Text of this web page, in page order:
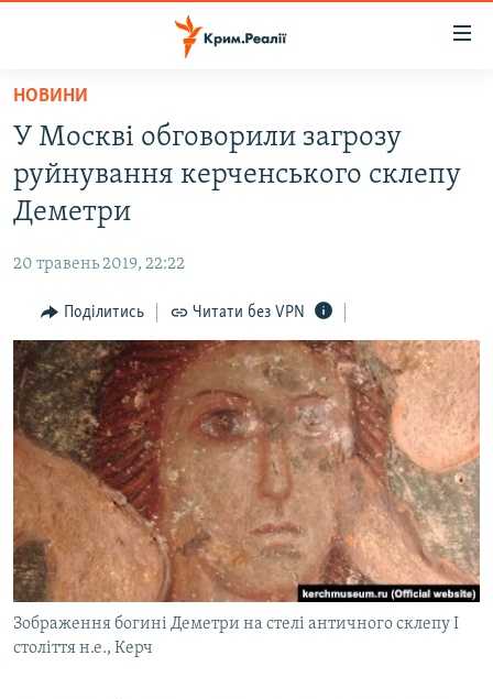
Перейти
основного
матеріалу
Перейти
до
основної
навігації
Перейти
до
пошуку
ВІДЕО ТА ФОТО
БЛОГИ
ПОГЛЯД
ІНТЕРВ'Ю
ВСЕ ЗА ДЕНЬ
СПЕЦПРОЕКТИ
ДЕПОРТАЦІЯ
ВІДЕОУРОКИ «ELIFBE»
СВІДЧЕННЯ ОКУПАЦІЇ
УКРАЇНСЬКА ПРОБЛЕМА КРИМУ
ІНФОГРАФІКА
ЯК ОБІЙТИ БЛОКУВАННЯ
Русский
Qırımtatar
ДОЛУЧАЙСЯ!
НОВИНИ
У Москві обговорили загрозу
руйнування керченського склепу
Деметри
20 травень 2019, 22:22
Поділитись Читати без VPN
Зображення богині Деметри на стелі античного склепу I
століття н.е., Керч